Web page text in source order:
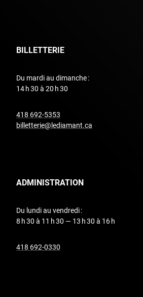
BILLETTERIE
Du mardi au dimanche :
14 h 30 à 20 h 30
418 692-5353
billetterie@lediamant.ca
ADMINISTRATION
Du lundi au vendredi :
8 h 30 à 11 h 30 — 13 h 30 à 16 h
418 692-0330